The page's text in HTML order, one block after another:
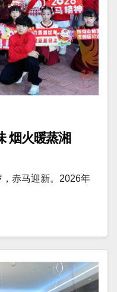
烟火暖蒸湘
赤马迎新。2026年